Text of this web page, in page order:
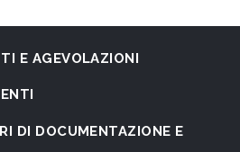
E AGEVOLAZIONI
DI DOCUMENTAZIONE E